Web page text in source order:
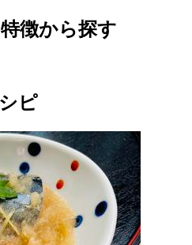
徴から探す
ピ